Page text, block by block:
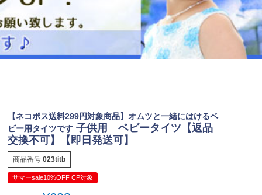
アウター インナー・パニエ
ジュエリー 音楽雑貨
3歳・5歳・7歳の晴れの日
09 お問い合わせ
電話・メール・LINE
【ネコポス送料299円対象商品】オムツと一緒にはけるベ
ビー用タイツです 子供用 ベビータイツ【返品
交換不可】【即日発送可】
商品番号 023titb
サマーsale10%OFF CP対象